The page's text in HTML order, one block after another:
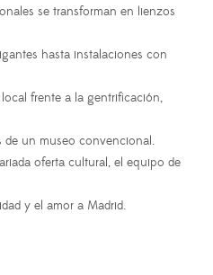
se transforman en lienzos
hasta instalaciones con
frente a la gentrificación,
de un museo convencional.
oferta cultural, el equipo de
y el amor a Madrid.